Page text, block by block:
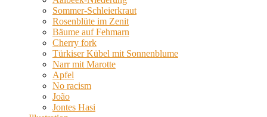
Sommer-Schleierkraut
Rosenblüte im Zenit
Bäume auf Fehmarn
Cherry fork
Türkiser Kübel mit Sonnenblume
Narr mit Marotte
Apfel
No racism
João
Jontes Hasi